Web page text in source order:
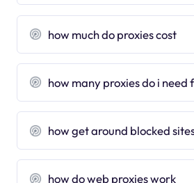
how much do proxies cost
how many proxies do i need
how get around blocked
how do web proxies work